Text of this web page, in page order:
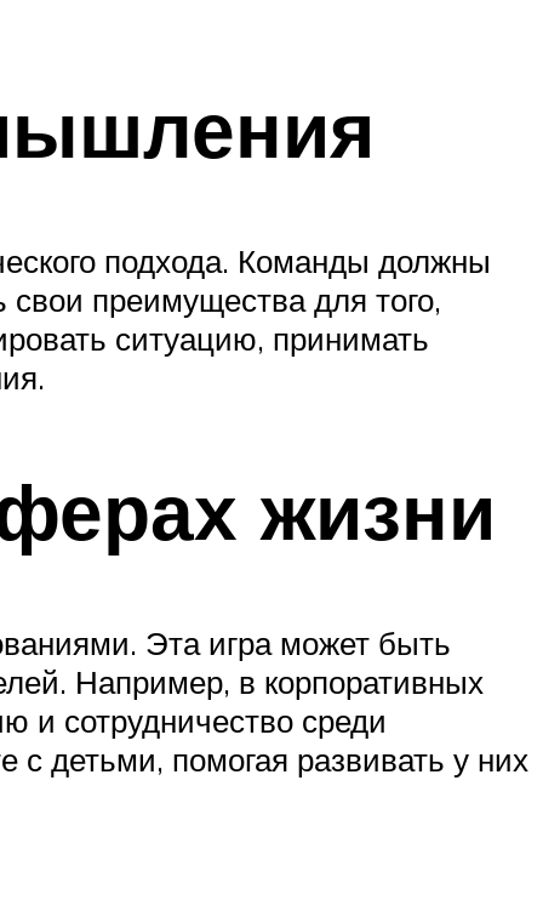
подхода. Команды должны
свои преимущества для того,
ситуацию, принимать
жизни
Эта игра может быть
Например, в корпоративных
и сотрудничество среди
с детьми, помогая развивать у них